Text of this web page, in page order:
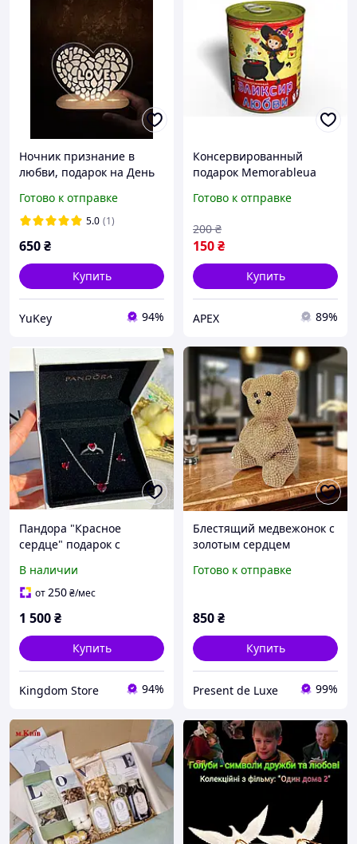
Ночник признание в
любви, подарок на День
ночник Сердце
Готово к отправке
5.0 (1)
650₴
Купить
YuKey 94%
Консервированный
подарок Memorableua
Готово к отправке
150₴
200 ₴
Купить
APEX 89%
Пандора "Красное
сердце" подарок с
В наличии
от250₴/мес
1 500₴
Купить
Kingdom Store 94%
Блестящий медвежонок с
золотым сердцем
любовью
Готово к отправке
850₴
Купить
Present de Luxe 99%